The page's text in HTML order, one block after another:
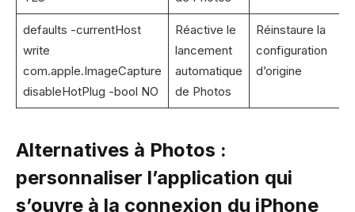
defaults -currentHost
write
com.apple.ImageCapture
disableHotPlug -bool NO
Réactive le
lancement
automatique
de Photos
Réinstaure la
configuration
d’origine
Alternatives à Photos :
personnaliser l’application qui
s’ouvre à la connexion du iPhone